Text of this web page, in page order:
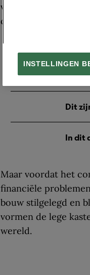
vermogende kopers,
châteaux.
Zo
Dit
In dit
Maar voordat het
financiële
bouw stilgelegd en
vormen de lege
wereld.
INSTELLINGEN